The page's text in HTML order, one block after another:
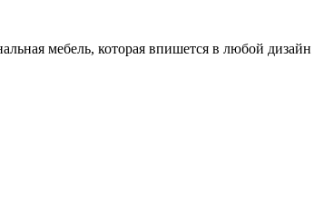
мебель, которая впишется в любой